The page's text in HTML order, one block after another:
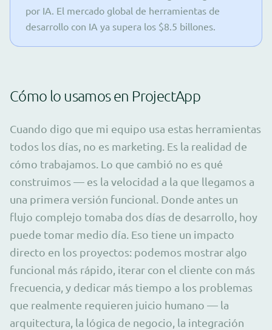
por IA. El mercado global de herramientas de
desarrollo con IA ya supera los $8.5 billones.
Cómo lo usamos en ProjectApp
Cuando digo que mi equipo usa estas herramientas
todos los días, no es marketing. Es la realidad de
cómo trabajamos. Lo que cambió no es qué
construimos — es la velocidad a la que llegamos a
una primera versión funcional. Donde antes un
flujo complejo tomaba dos días de desarrollo, hoy
puede tomar medio día. Eso tiene un impacto
directo en los proyectos: podemos mostrar algo
funcional más rápido, iterar con el cliente con más
frecuencia, y dedicar más tiempo a los problemas
que realmente requieren juicio humano — la
arquitectura, la lógica de negocio, la integración